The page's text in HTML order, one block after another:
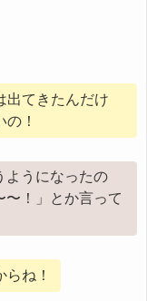
出てきたんだけ
！
ようになったの
〜！」とか言って
ね！